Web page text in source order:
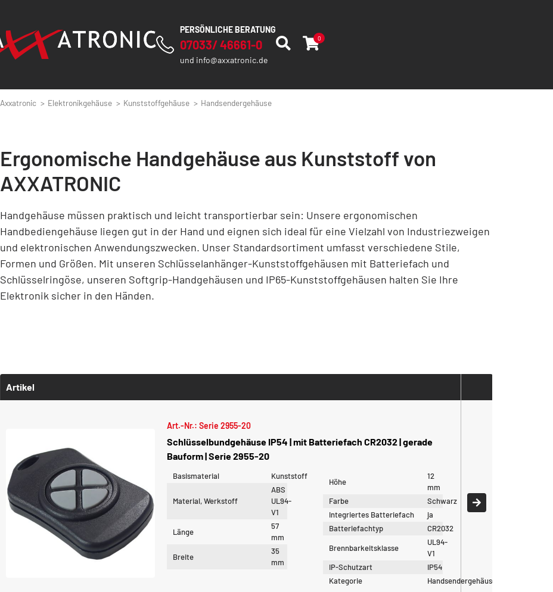
PERSÖNLICHE BERATUNG
07033/ 46661-0
und info@axxatronic.de
0
Axxatronic Elektronikgehäuse Kunststoffgehäuse Handsendergehäuse
Ergonomische Handgehäuse aus Kunststoff von
AXXATRONIC
Handgehäuse müssen praktisch und leicht transportierbar sein: Unsere ergonomischen
Handbediengehäuse liegen gut in der Hand und eignen sich ideal für eine Vielzahl von Industriezweigen
und elektronischen Anwendungszwecken. Unser Standardsortiment umfasst verschiedene Stile,
Formen und Größen. Mit unseren Schlüsselanhänger-Kunststoffgehäusen mit Batteriefach und
Schlüsselringöse, unseren Softgrip-Handgehäusen und IP65-Kunststoffgehäusen halten Sie Ihre
Elektronik sicher in den Händen.
Artikel
Art.-Nr.: Serie 2955-20
Schlüsselbundgehäuse IP54 | mit Batteriefach CR2032 | gerade
Bauform | Serie 2955-20
Basismaterial Kunststoff
Material, Werkstoff
ABS
UL94-
V1
Länge
57
mm
Breite
35
mm
Höhe
12
mm
Farbe
Schwarz
Integriertes Batteriefach
ja
Batteriefachtyp
CR2032
Brennbarkeitsklasse
UL94-
V1
IP-Schutzart
IP54
Kategorie
Handsendergehäuse